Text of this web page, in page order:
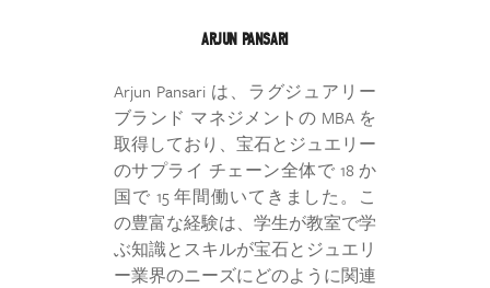
ARJUN PANSARI
Arjun Pansari は、ラグジュアリー
ブランド マネジメントの MBA を
取得しており、宝石とジュエリー
のサプライ チェーン全体で 18 か
国で 15 年間働いてきました。こ
の豊富な経験は、学生が教室で学
ぶ知識とスキルが宝石とジュエリ
ー業界のニーズにどのように関連